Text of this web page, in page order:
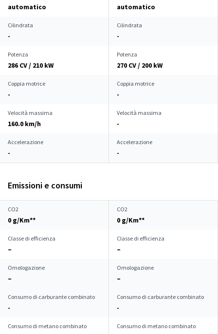
automatico automatico
Cilindrata
-
Cilindrata
-
Potenza
286 CV / 210 kW
Potenza
270 CV / 200 kW
Coppia motrice
-
Coppia motrice
-
Velocità massima
160.0 km/h
Velocità massima
-
Accelerazione
-
Accelerazione
-
Emissioni e consumi
CO2
0 g/Km**
CO2
0 g/Km**
Classe di efficienza
–
Classe di efficienza
–
Omologazione
–
Omologazione
–
Consumo di carburante combinato
-
Consumo di carburante combinato
-
Consumo di metano combinato Consumo di metano combinato